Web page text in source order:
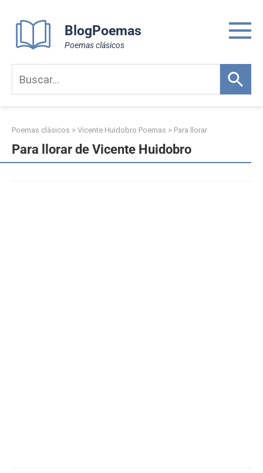
content
BlogPoemas
Poemas clásicos
Poemas clásicos > Vicente Huidobro Poemas > Para llorar
Para llorar de Vicente Huidobro